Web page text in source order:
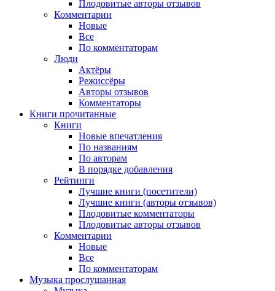
Плодовитые авторы отзывов
Комментарии
Новые
Все
По комментаторам
Люди
Актёры
Режиссёры
Авторы отзывов
Комментаторы
Книги прочитанные
Книги
Новые впечатления
По названиям
По авторам
В порядке добавления
Рейтинги
Лучшие книги (посетители)
Лучшие книги (авторы отзывов)
Плодовитые комментаторы
Плодовитые авторы отзывов
Комментарии
Новые
Все
По комментаторам
Музыка прослушанная